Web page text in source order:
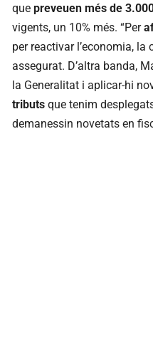
que preveuen més de
vigents, un 10% més. “Per
per reactivar l’economia,
assegurat. D’altra banda,
la Generalitat i aplicar-hi
tributs que tenim
demanessin novetats en